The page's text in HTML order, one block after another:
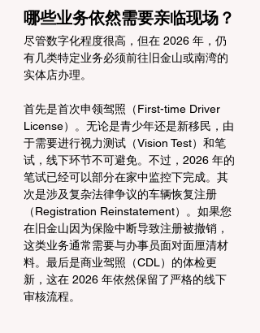
哪些业务依然需要亲临现场？
尽管数字化程度很高，但在 2026 年，仍
有几类特定业务必须前往旧金山或南湾的
实体店办理。
首先是首次申领驾照（First-time Driver
License）。无论是青少年还是新移民，由
于需要进行视力测试（Vision Test）和笔
试，线下环节不可避免。不过，2026 年的
笔试已经可以部分在家中监控下完成。其
次是涉及复杂法律争议的车辆恢复注册
（Registration Reinstatement）。如果您
在旧金山因为保险中断导致注册被撤销，
这类业务通常需要与办事员面对面厘清材
料。最后是商业驾照（CDL）的体检更
新，这在 2026 年依然保留了严格的线下
审核流程。